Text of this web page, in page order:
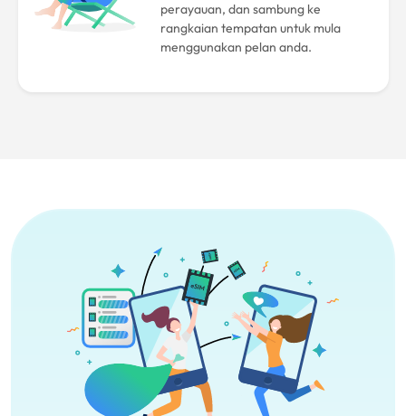
perayauan, dan sambung ke
rangkaian tempatan untuk mula
menggunakan pelan anda.